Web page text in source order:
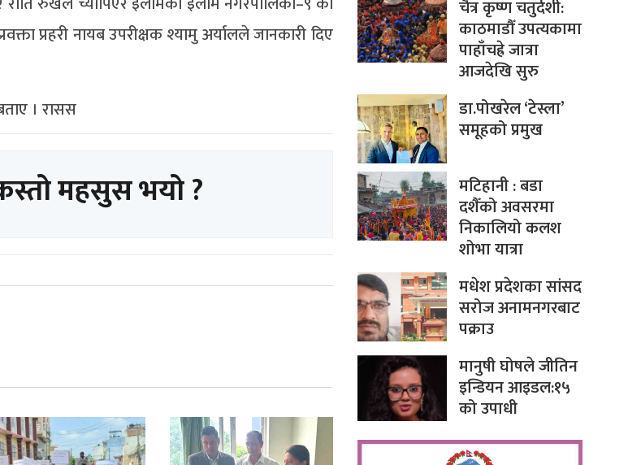
प्रहरी नायब उपरीक्षक श्यामु अर्यालले जानकारी दिए
। रासस
महसुस भयो ?
चैत्र कृष्ण चतुर्दशी:
काठमाडौँ उपत्यकामा
पाहाँचह्रे जात्रा
आजदेखि सुरु
डा.पोखरेल ‘टेस्ला’
समूहको प्रमुख
मटिहानी : बडा
दशैँको अवसरमा
निकालियो कलश
शोभा यात्रा
मधेश प्रदेशका सांसद
सरोज अनामनगरबाट
पक्राउ
मानुषी घोषले जीतिन
इन्डियन आइडल:१५
को उपाधी